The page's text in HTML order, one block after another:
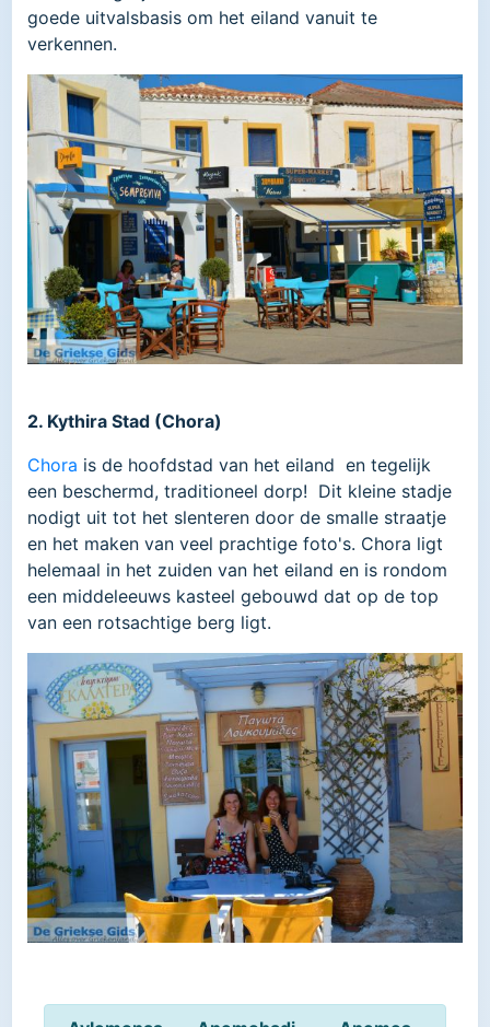
goede uitvalsbasis om het eiland vanuit te
verkennen.
2. Kythira Stad (Chora)
Chora is de hoofdstad van het eiland en tegelijk
een beschermd, traditioneel dorp! Dit kleine stadje
nodigt uit tot het slenteren door de smalle straatje
en het maken van veel prachtige foto's. Chora ligt
helemaal in het zuiden van het eiland en is rondom
een middeleeuws kasteel gebouwd dat op de top
van een rotsachtige berg ligt.